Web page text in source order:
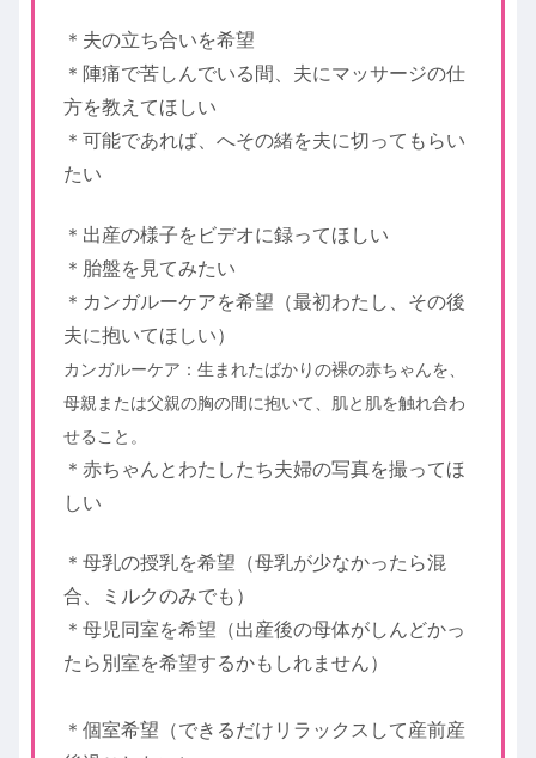
＊夫の立ち合いを希望
＊陣痛で苦しんでいる間、夫にマッサージの仕
方を教えてほしい
＊可能であれば、へその緒を夫に切ってもらい
たい
＊出産の様子をビデオに録ってほしい
＊胎盤を見てみたい
＊カンガルーケアを希望（最初わたし、その後
夫に抱いてほしい）
カンガルーケア：生まれたばかりの裸の赤ちゃんを、
母親または父親の胸の間に抱いて、肌と肌を触れ合わ
せること。
＊赤ちゃんとわたしたち夫婦の写真を撮ってほ
しい
＊母乳の授乳を希望（母乳が少なかったら混
合、ミルクのみでも）
＊母児同室を希望（出産後の母体がしんどかっ
たら別室を希望するかもしれません）
＊個室希望（できるだけリラックスして産前産